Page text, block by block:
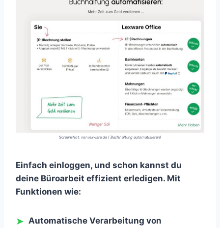
Screenshot: von lexware.de ( Buchhaltung automatisieren)
Einfach einloggen, und schon kannst du
deine Büroarbeit effizient erledigen. Mit
Funktionen wie:
Automatische Verarbeitung von